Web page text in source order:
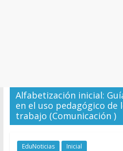
Alfabetización inicial:
en el uso pedagógico de
trabajo (Comunicación )
EduNoticias Inicial